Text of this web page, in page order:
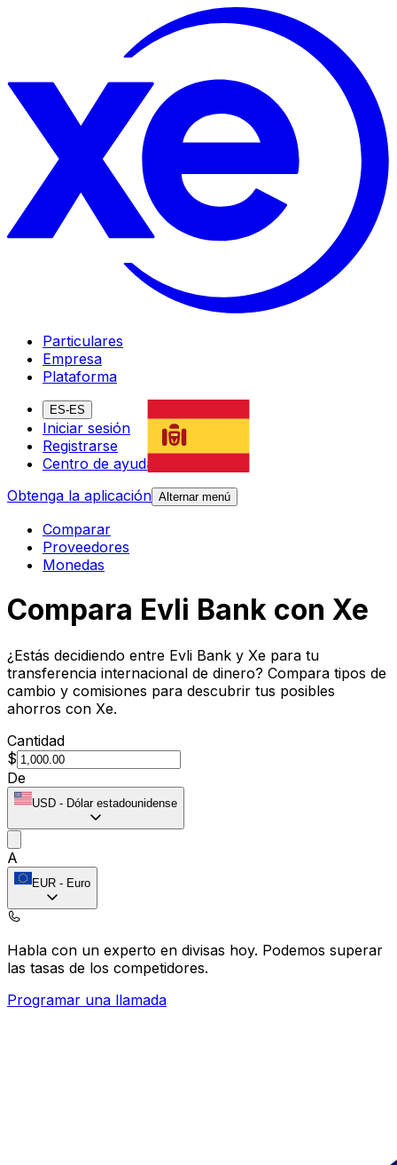
Particulares
Empresa
Plataforma
ES-ES
Iniciar sesión
Registrarse
Centro de ayuda
Obtenga la aplicación Alternar menú
Comparar
Proveedores
Monedas
Compara Evli Bank con Xe
¿Estás decidiendo entre Evli Bank y Xe para tu
transferencia internacional de dinero? Compara tipos de
cambio y comisiones para descubrir tus posibles
ahorros con Xe.
Cantidad
$
De
USD - Dólar estadounidense
A
EUR - Euro
Habla con un experto en divisas hoy. Podemos superar
las tasas de los competidores.
Programar una llamada